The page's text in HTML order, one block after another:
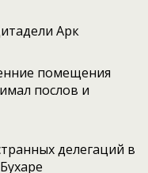
помещения
послов и